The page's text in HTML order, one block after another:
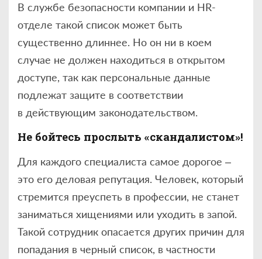
В службе безопасности компании и HR-
отделе такой список может быть
существенно длиннее. Но он ни в коем
случае не должен находиться в открытом
доступе, так как персональные данные
подлежат защите в соответствии
в действующим законодательством.
Не бойтесь прослыть «скандалистом»!
Для каждого специалиста самое дорогое –
это его деловая репутация. Человек, который
стремится преуспеть в профессии, не станет
заниматься хищениями или уходить в запой.
Такой сотрудник опасается других причин для
попадания в черный список, в частности